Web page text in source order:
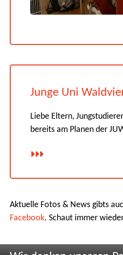
Junge Uni
Liebe Eltern,
bereits am Planen der
Aktuelle Fotos & News gibts
Facebook. Schaut immer